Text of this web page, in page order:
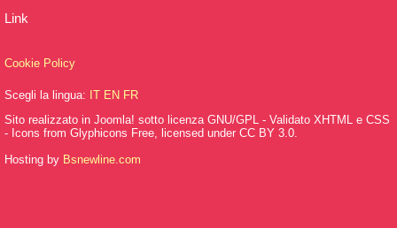
Link
Cookie Policy
Scegli la lingua: IT EN FR
Sito realizzato in Joomla! sotto licenza GNU/GPL - Validato XHTML e CSS
- Icons from Glyphicons Free, licensed under CC BY 3.0.
Hosting by Bsnewline.com